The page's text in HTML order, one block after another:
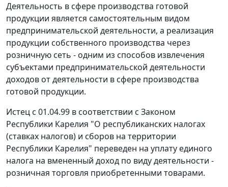
Деятельность в сфере производства готовой
продукции является самостоятельным видом
предпринимательской деятельности, а реализация
продукции собственного производства через
розничную сеть - одним из способов извлечения
субъектами предпринимательской деятельности
доходов от деятельности в сфере производства
готовой продукции.
Истец с 01.04.99 в соответствии с Законом
Республики Карелия "О республиканских налогах
(ставках налогов) и сборов на территории
Республики Карелия" переведен на уплату единого
налога на вмененный доход по виду деятельности -
розничная торговля приобретенными товарами.